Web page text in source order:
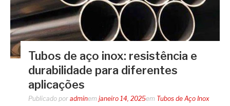
Tubos de aço inox: resistência e
durabilidade para diferentes
aplicações
Publicado por adminem janeiro 14, 2025em Tubos de Aço Inox